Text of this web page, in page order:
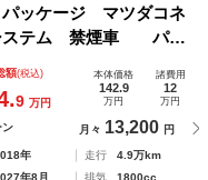
ッケージ マツダコネ
ステム 禁煙車 パワ
スマートキー ＬＥ
ミ オートエアコン
額(税込)
9 万円
本体価格
142.9
万円
諸費用
12
万円
ン 月々 13,200 円
年 走行
4.9万km
年8月 排気
1800cc